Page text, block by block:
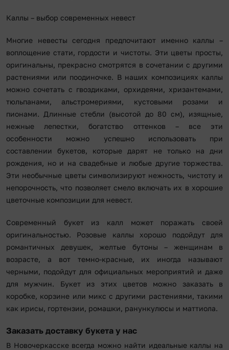
Каллы – выбор современных невест
Многие невесты сегодня предпочитают именно каллы –
воплощение стати, гордости и чистоты. Эти цветы просты,
оригинальны, прекрасно смотрятся в сочетании с другими
растениями или поодиночке. В наших композициях каллы
можно сочетать с гвоздиками, орхидеями, хризантемами,
тюльпанами, альстромериями, кустовыми розами и
пионами. Длинные стебли (высотой до 80 см), изящные,
нежные лепестки, богатство оттенков – все эти
особенности можно успешно использовать при
составлении букетов, которые дарят не только на дни
рождения, но и на свадебные и любые другие торжества.
Эти необычные цветы символизируют нежность, чистоту и
непорочность, что позволяет смело включать их в хорошие
цветочные композиции для невест.
Современный букет из калл может поражать своей
оригинальностью. Розовые каллы хорошо подойдут для
романтичных девушек, желтые бутоны – женщинам в
возрасте, а вот темно-красные, их иногда называют
черными, подойдут для официальных мероприятий и даже
для мужчин. Букет из этих цветов можно заказать в
коробке, корзине или микс с другими растениями, такими
как ирисы, гортензии, ромашки, ранункулюсы и маттиола.
Заказать доставку букета у нас
В Новочеркасске всегда можно найти идеальные каллы на